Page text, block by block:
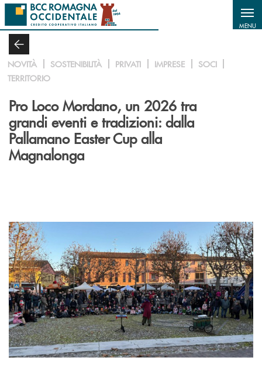
Salta al contenuto principale
MENU
NOVITÀ SOSTENIBILITÀ PRIVATI IMPRESE
SOCI
TERRITORIO
Pro Loco Mordano, un 2026 tra
grandi eventi e tradizioni: dalla
Pallamano Easter Cup alla
Magnalonga